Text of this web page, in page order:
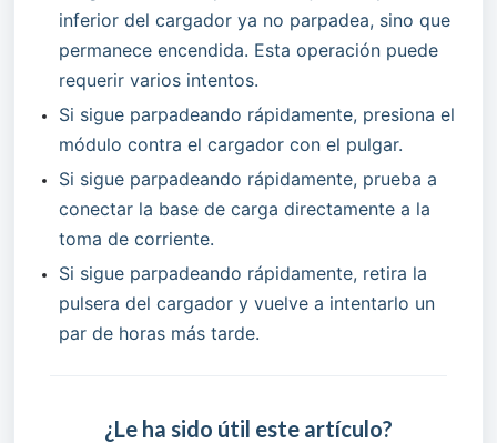
inferior del cargador ya no parpadea, sino que
permanece encendida. Esta operación puede
requerir varios intentos.
Si sigue parpadeando rápidamente, presiona el
módulo contra el cargador con el pulgar.
Si sigue parpadeando rápidamente, prueba a
conectar la base de carga directamente a la
toma de corriente.
Si sigue parpadeando rápidamente, retira la
pulsera del cargador y vuelve a intentarlo un
par de horas más tarde.
¿Le ha sido útil este artículo?